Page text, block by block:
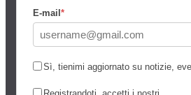
E-mail *
Sì, tienimi aggiornato su notizie,